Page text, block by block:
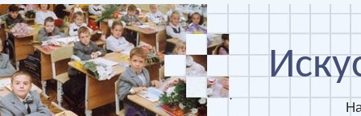
Перейти к основному содержанию